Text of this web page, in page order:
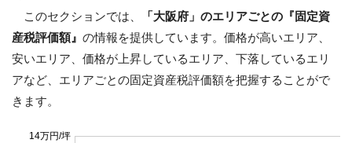
このセクションでは、
「大阪府」のエリアごとの『固定資
産税評価額』 の情報を提供しています。価格が高いエリア、
安いエリア、価格が上昇しているエリア、下落しているエリ
アなど、エリアごとの固定資産税評価額を把握することがで
きます。
14万円/坪